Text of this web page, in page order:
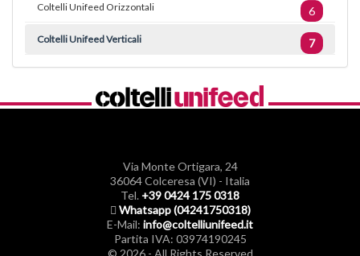
Coltelli Unifeed Orizzontali 6
Coltelli Unifeed Verticali 7
Via Monte Ortigara, 24
36064 Colceresa (VI) - Italia
Tel. +39 0424 175 0318
Whatsapp (04241750318)
E-Mail: info@coltelliunifeed.it
Partita IVA: 03974190245